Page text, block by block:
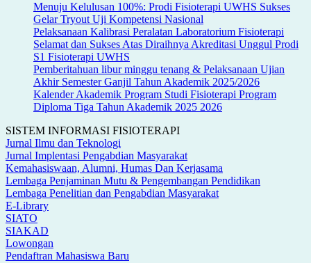
Menuju Kelulusan 100%: Prodi Fisioterapi UWHS Sukses
Gelar Tryout Uji Kompetensi Nasional
Pelaksanaan Kalibrasi Peralatan Laboratorium Fisioterapi
Selamat dan Sukses Atas Diraihnya Akreditasi Unggul Prodi
S1 Fisioterapi UWHS
Pemberitahuan libur minggu tenang & Pelaksanaan Ujian
Akhir Semester Ganjil Tahun Akademik 2025/2026
Kalender Akademik Program Studi Fisioterapi Program
Diploma Tiga Tahun Akademik 2025 2026
SISTEM INFORMASI FISIOTERAPI
Jurnal Ilmu dan Teknologi
Jurnal Implentasi Pengabdian Masyarakat
Kemahasiswaan, Alumni, Humas Dan Kerjasama
Lembaga Penjaminan Mutu & Pengembangan Pendidikan
Lembaga Penelitian dan Pengabdian Masyarakat
E-Library
SIATO
SIAKAD
Lowongan
Pendaftran Mahasiswa Baru